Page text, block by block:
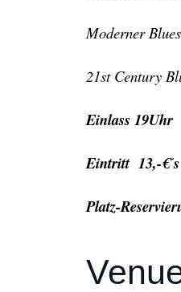
Moderner
21st Century
Einlass 19Uhr
Eintritt 13,-€´s
Platz-